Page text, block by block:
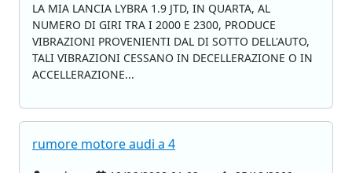
LA MIA LANCIA LYBRA 1.9 JTD, IN QUARTA, AL
NUMERO DI GIRI TRA I 2000 E 2300, PRODUCE
VIBRAZIONI PROVENIENTI DAL DI SOTTO DELL'AUTO,
TALI VIBRAZIONI CESSANO IN DECELLERAZIONE O IN
ACCELLERAZIONE...
rumore motore audi a 4